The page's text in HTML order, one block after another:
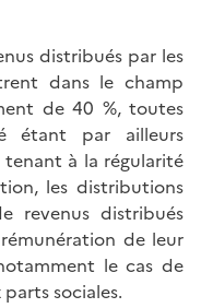
distribués par les
dans le champ
de 40 %, toutes
étant par ailleurs
à la régularité
les distributions
revenus distribués
de leur
le cas de
sociales.